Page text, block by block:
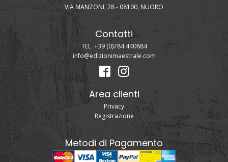
VIA MANZONI, 28 - 08100, NUORO
Contatti
TEL. +39 (0)784 440684
info@edizionimaestrale.com
Area clienti
Privacy
Registrazione
Metodi di Pagamento